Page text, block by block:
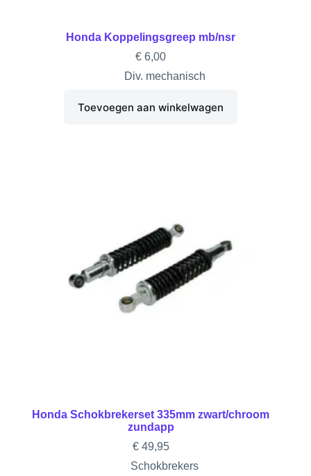
Honda Koppelingsgreep mb/nsr
€ 6,00
Div. mechanisch
Toevoegen aan winkelwagen
Honda Schokbrekerset 335mm zwart/chroom
zundapp
€49,95
Schokbrekers